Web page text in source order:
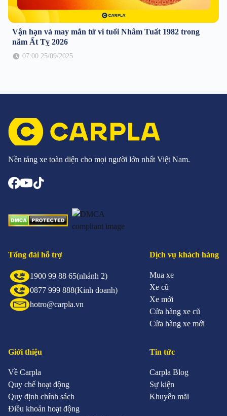
Vận hạn và may mắn tử vi tuổi Nhâm Tuất 1982 trong
năm Ất Tỵ 2026
07:00 25/09/2025
Nền tảng xe toàn diện cho mọi người lớn nhất Việt Nam.
Tổng đài hỗ trợ
1900 99 88 65(nhánh 2)
0877 999 888(Kinh doanh)
hotro@carpla.vn
Dịch vụ khách hàng
Mua xe
Xe cũ
Xe mới
Cửa hàng xe cũ
Cửa hàng xe mới
Giới thiệu
Về Carpla
Quy chế hoạt động
Quy định chính sách
Điều khoản hoạt động
Tin tức
Carpla Blog
Sự kiện
Khuyến mãi